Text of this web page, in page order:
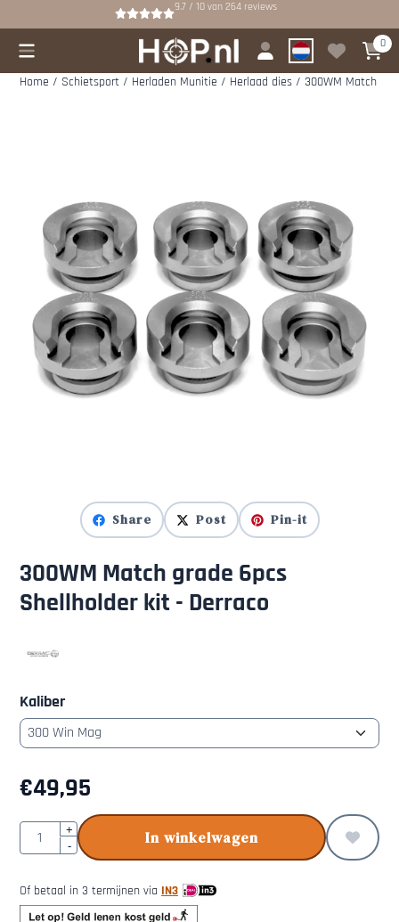
Cookievoorkeuren zijn beschikbaar. Kies instellingen of sta alle
9.7 / 10 van264 reviews
0
Home / Schietsport / Herladen Munitie / Herlaad dies / 300WM Match
Share Post Pin-it
300WM Match grade 6pcs
Shellholder kit - Derraco
Kaliber
€49,95
Aantal
+
-
In winkelwagen
Of betaal in 3 termijnen via IN3